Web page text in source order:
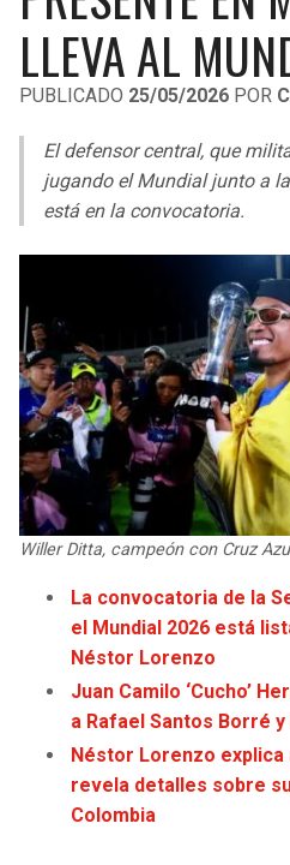
LIGA DE EXPANSIÓN MX
LEAGUES CUP
UEFA EUROPA LEAGUE
UEFA CONFERENCE LEAGUE
COPA LIBERTADORES
COPA SUDAMERICANA
OTRAS LIGAS
RAIDERS
RAVENS
STEELERS
TEXANS
COLTS
JAGUARS
TITANS
COWBOYS
GIANTS
EAGLES
CAVALIERS
PACERS
HORNETS
HEAT
MAGIC
WIZARDS
WARRIORS
CLIPPERS
LAKERS
SUNS
LLEVA AL
PUBLICADO 25/05/2026 POR
El defensor central, que
jugando el Mundial junto a
está en la convocatoria.
Willer Ditta, campeón con Cruz
La convocatoria de la
el Mundial 2026 está
Néstor Lorenzo
Juan Camilo ‘Cucho’
a Rafael Santos Borré
Néstor Lorenzo
revela detalles sobre
Colombia